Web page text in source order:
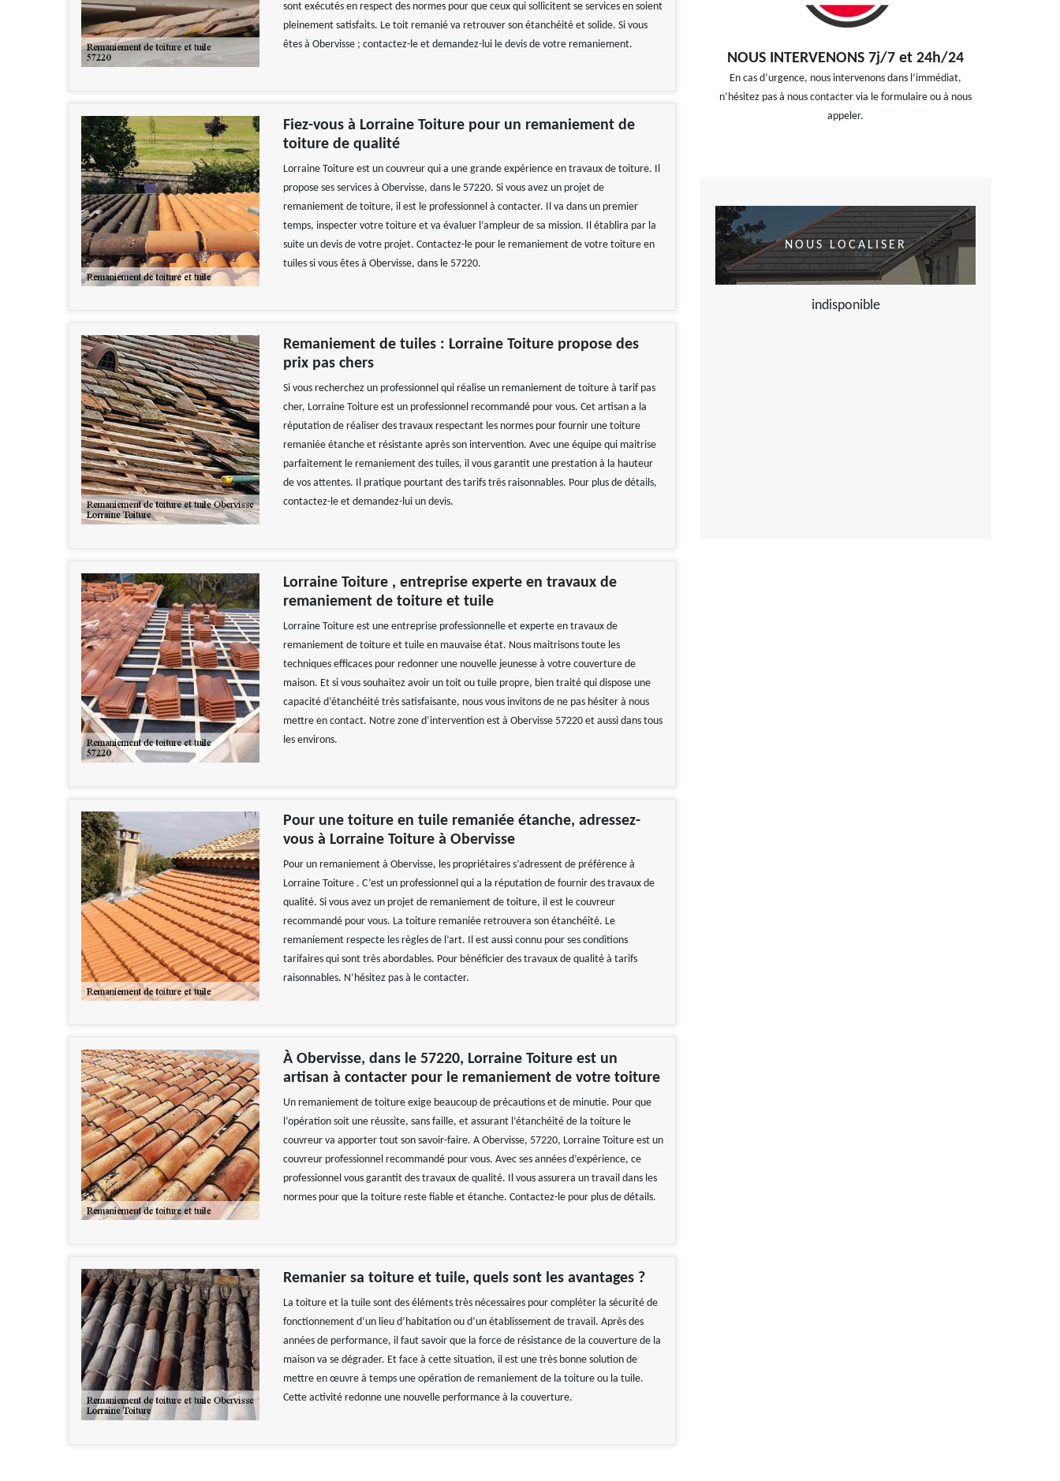
sont exécutés en respect des normes pour que ceux qui sollicitent se services en soient
pleinement satisfaits. Le toit remanié va retrouver son étanchéité et solide. Si vous
êtes à Obervisse ; contactez-le et demandez-lui le devis de votre remaniement.
Fiez-vous à Lorraine Toiture pour un remaniement de
toiture de qualité
Lorraine Toiture est un couvreur qui a une grande expérience en travaux de toiture. Il
propose ses services à Obervisse, dans le 57220. Si vous avez un projet de
remaniement de toiture, il est le professionnel à contacter. Il va dans un premier
temps, inspecter votre toiture et va évaluer l’ampleur de sa mission. Il établira par la
suite un devis de votre projet. Contactez-le pour le remaniement de votre toiture en
tuiles si vous êtes à Obervisse, dans le 57220.
Remaniement de tuiles : Lorraine Toiture propose des
prix pas chers
Si vous recherchez un professionnel qui réalise un remaniement de toiture à tarif pas
cher, Lorraine Toiture est un professionnel recommandé pour vous. Cet artisan a la
réputation de réaliser des travaux respectant les normes pour fournir une toiture
remaniée étanche et résistante après son intervention. Avec une équipe qui maitrise
parfaitement le remaniement des tuiles, il vous garantit une prestation à la hauteur
de vos attentes. Il pratique pourtant des tarifs très raisonnables. Pour plus de détails,
contactez-le et demandez-lui un devis.
Lorraine Toiture , entreprise experte en travaux de
remaniement de toiture et tuile
Lorraine Toiture est une entreprise professionnelle et experte en travaux de
remaniement de toiture et tuile en mauvaise état. Nous maitrisons toute les
techniques efficaces pour redonner une nouvelle jeunesse à votre couverture de
maison. Et si vous souhaitez avoir un toit ou tuile propre, bien traité qui dispose une
capacité d’étanchéité très satisfaisante, nous vous invitons de ne pas hésiter à nous
mettre en contact. Notre zone d’intervention est à Obervisse 57220 et aussi dans tous
les environs.
Pour une toiture en tuile remaniée étanche, adressez-
vous à Lorraine Toiture à Obervisse
Pour un remaniement à Obervisse, les propriétaires s’adressent de préférence à
Lorraine Toiture . C’est un professionnel qui a la réputation de fournir des travaux de
qualité. Si vous avez un projet de remaniement de toiture, il est le couvreur
recommandé pour vous. La toiture remaniée retrouvera son étanchéité. Le
remaniement respecte les règles de l’art. Il est aussi connu pour ses conditions
tarifaires qui sont très abordables. Pour bénéficier des travaux de qualité à tarifs
raisonnables. N’hésitez pas à le contacter.
À Obervisse, dans le 57220, Lorraine Toiture est un
artisan à contacter pour le remaniement de votre toiture
Un remaniement de toiture exige beaucoup de précautions et de minutie. Pour que
l’opération soit une réussite, sans faille, et assurant l’étanchéité de la toiture le
couvreur va apporter tout son savoir-faire. A Obervisse, 57220, Lorraine Toiture est un
couvreur professionnel recommandé pour vous. Avec ses années d’expérience, ce
professionnel vous garantit des travaux de qualité. Il vous assurera un travail dans les
normes pour que la toiture reste fiable et étanche. Contactez-le pour plus de détails.
Remanier sa toiture et tuile, quels sont les avantages ?
La toiture et la tuile sont des éléments très nécessaires pour compléter la sécurité de
fonctionnement d’un lieu d’habitation ou d’un établissement de travail. Après des
années de performance, il faut savoir que la force de résistance de la couverture de la
maison va se dégrader. Et face à cette situation, il est une très bonne solution de
mettre en œuvre à temps une opération de remaniement de la toiture ou la tuile.
Cette activité redonne une nouvelle performance à la couverture.
NOUS INTERVENONS 7j/7 et 24h/24
En cas d’urgence, nous intervenons dans l’immédiat,
n’hésitez pas à nous contacter via le formulaire ou à nous
appeler.
NOUS LOCALISER
indisponible